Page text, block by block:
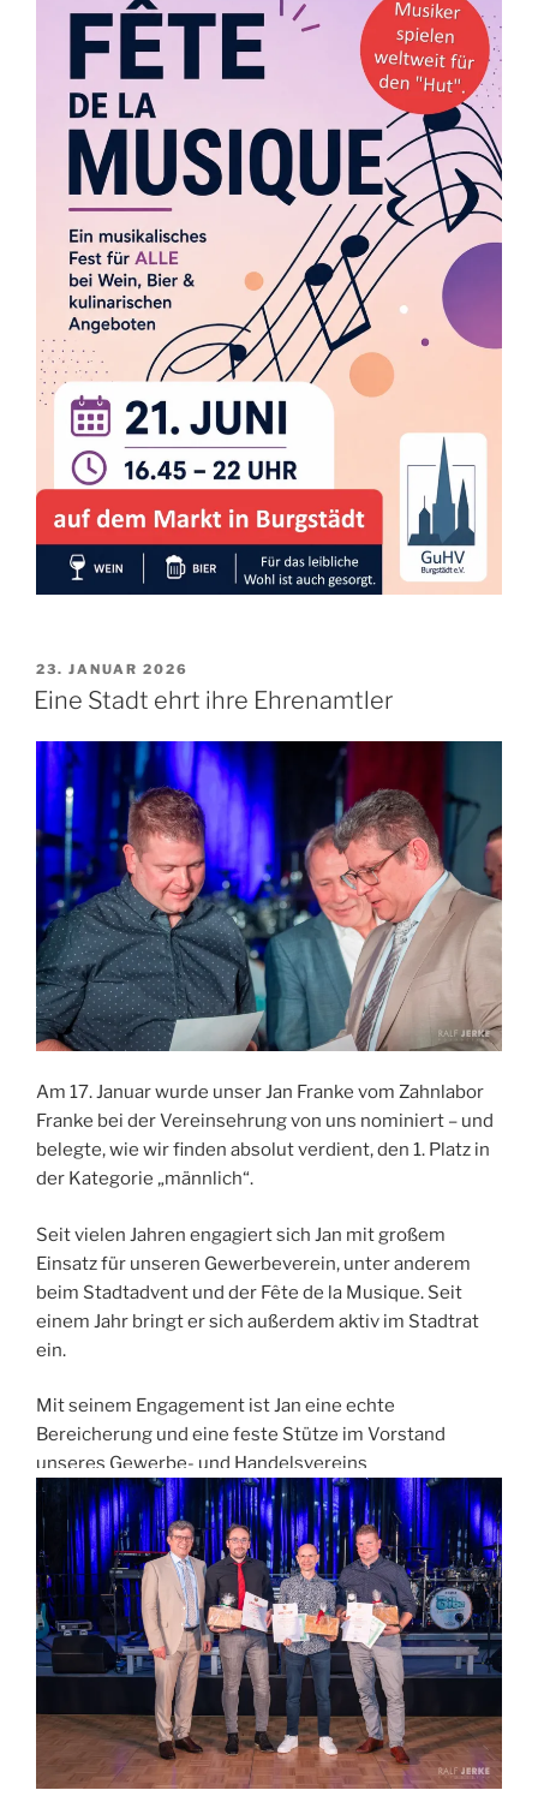
VERÖFFENTLICHT
AM
23. JANUAR 2026
Eine Stadt ehrt ihre Ehrenamtler
Am 17. Januar wurde unser Jan Franke vom Zahnlabor
Franke bei der Vereinsehrung von uns nominiert – und
belegte, wie wir finden absolut verdient, den 1. Platz in
der Kategorie „männlich“.
Seit vielen Jahren engagiert sich Jan mit großem
Einsatz für unseren Gewerbeverein, unter anderem
beim Stadtadvent und der Fête de la Musique. Seit
einem Jahr bringt er sich außerdem aktiv im Stadtrat
ein.
Mit seinem Engagement ist Jan eine echte
Bereicherung und eine feste Stütze im Vorstand
unseres Gewerbe- und Handelsvereins